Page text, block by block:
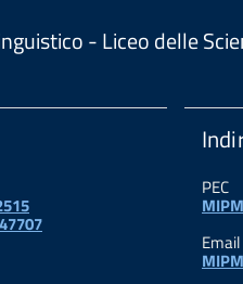
- Liceo delle
PEC
Email